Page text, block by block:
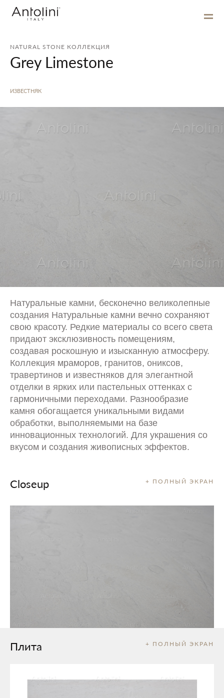
NATURAL STONE КОЛЛЕКЦИЯ
Grey Limestone
ИЗВЕСТНЯК
Натуральные камни, бесконечно великолепные
создания Натуральные камни вечно сохраняют
свою красоту. Редкие материалы со всего света
придают эксклюзивность помещениям,
создавая роскошную и изысканную атмосферу.
Коллекция мраморов, гранитов, ониксов,
травертинов и известняков для элегантной
отделки в ярких или пастельных оттенках с
гармоничными переходами. Разнообразие
камня обогащается уникальными видами
обработки, выполняемыми на базе
инновационных технологий. Для украшения со
вкусом и создания живописных эффектов.
+ ПОЛНЫЙ ЭКРАН
Closeup
+ ПОЛНЫЙ ЭКРАН
Плита